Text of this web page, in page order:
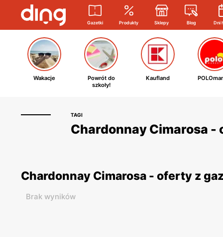
Gazetki Produkty Sklepy Blog Dni
Wakacje
Powrót do
szkoły!
Kaufland
TAGI
Chardonnay Cimarosa
Chardonnay Cimarosa - oferty z
Brak wyników